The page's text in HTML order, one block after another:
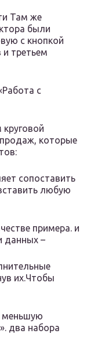
Там же
были
с​ кнопкой
третьем
с
которые
сопоставить​
любую
примера.​ и
данных –​
их.​Чтобы
меньшую​
два набора